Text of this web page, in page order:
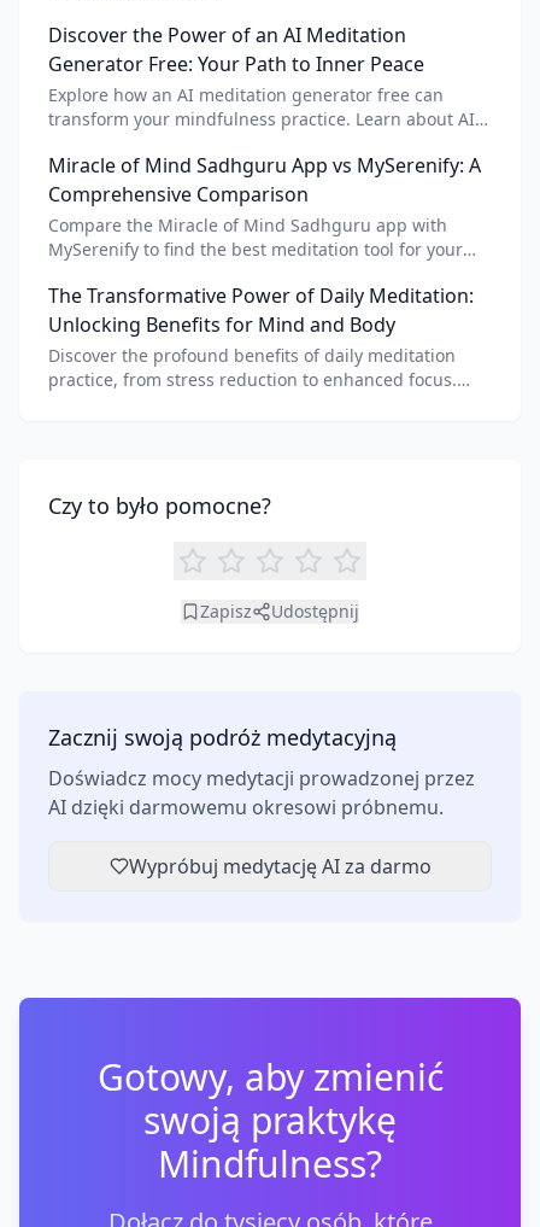
Discover the Power of an AI Meditation
Generator Free: Your Path to Inner Peace
Explore how an AI meditation generator free can
transform your mindfulness practice. Learn about AI
meditation for personalized calm.
Miracle of Mind Sadhguru App vs MySerenify: A
Comprehensive Comparison
Compare the Miracle of Mind Sadhguru app with
MySerenify to find the best meditation tool for your
benefits of each.
The Transformative Power of Daily Meditation:
Unlocking Benefits for Mind and Body
Discover the profound benefits of daily meditation
practice, from stress reduction to enhanced focus.
Czy to było pomocne?
Zapisz Udostępnij
Zacznij swoją podróż medytacyjną
Doświadcz mocy medytacji prowadzonej przez
AI dzięki darmowemu okresowi próbnemu.
Wypróbuj medytację AI za darmo
Gotowy, aby zmienić
swoją praktykę
Mindfulness?